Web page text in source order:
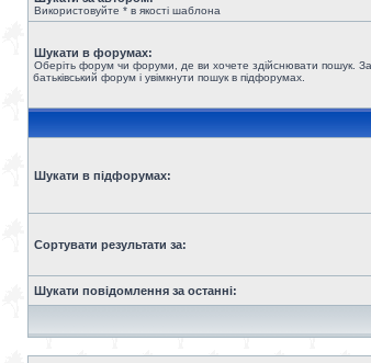
Використовуйте * в якості шаблона
Шукати в форумах:
Оберіть форум чи форуми, де ви хочете здійснювати пошук.
батьківський форум і увімкнути пошук в підфорумах.
Шукати в підфорумах:
Сортувати результати за:
Шукати повідомлення за останні: